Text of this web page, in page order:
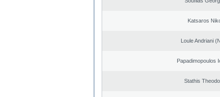
Katsaros
Loule Andriani
Papadimopoulos
Stathis